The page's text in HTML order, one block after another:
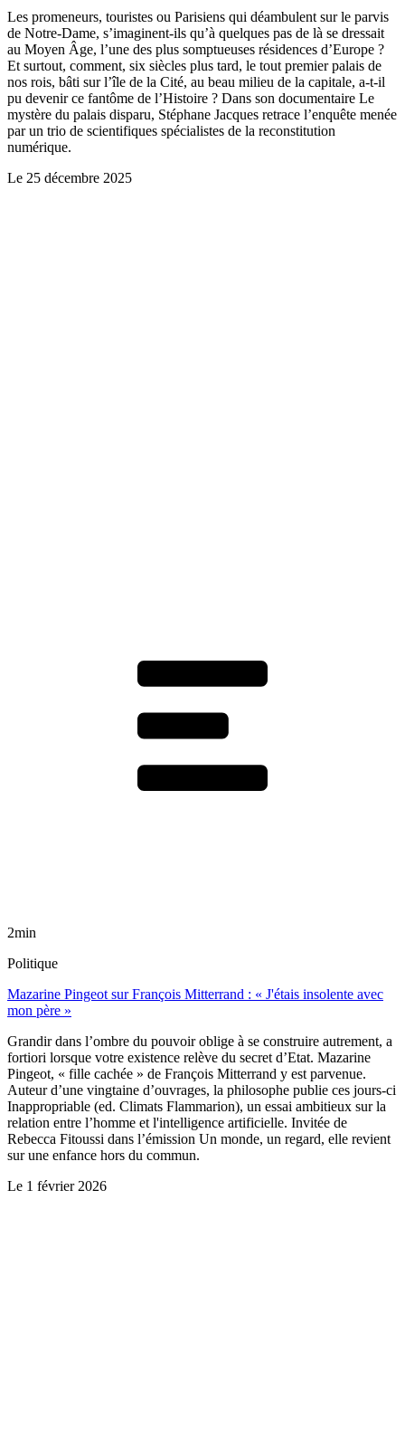
Les promeneurs, touristes ou Parisiens qui déambulent sur le parvis
de Notre-Dame, s’imaginent-ils qu’à quelques pas de là se dressait
au Moyen Âge, l’une des plus somptueuses résidences d’Europe ?
Et surtout, comment, six siècles plus tard, le tout premier palais de
nos rois, bâti sur l’île de la Cité, au beau milieu de la capitale, a-t-il
pu devenir ce fantôme de l’Histoire ? Dans son documentaire Le
mystère du palais disparu, Stéphane Jacques retrace l’enquête menée
par un trio de scientifiques spécialistes de la reconstitution
numérique.
Le 25 décembre 2025
2min
Politique
Mazarine Pingeot sur François Mitterrand : « J'étais insolente avec
mon père »
Grandir dans l’ombre du pouvoir oblige à se construire autrement, a
fortiori lorsque votre existence relève du secret d’Etat. Mazarine
Pingeot, « fille cachée » de François Mitterrand y est parvenue.
Auteur d’une vingtaine d’ouvrages, la philosophe publie ces jours-ci
Inappropriable (ed. Climats Flammarion), un essai ambitieux sur la
relation entre l’homme et l'intelligence artificielle. Invitée de
Rebecca Fitoussi dans l’émission Un monde, un regard, elle revient
sur une enfance hors du commun.
Le 1 février 2026